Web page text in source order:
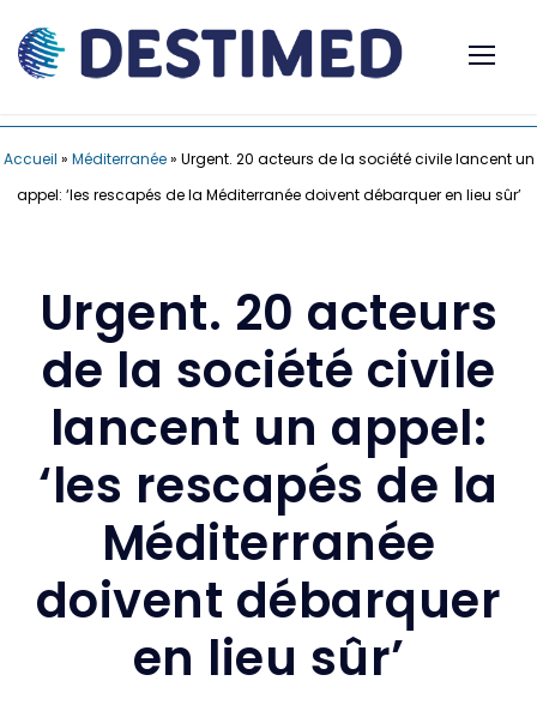
Accueil » Méditerranée» Urgent. 20 acteurs de la société civile lancent un
appel: ‘les rescapés de la Méditerranée doivent débarquer en lieu sûr’
Urgent. 20 acteurs
de la société civile
lancent un appel:
‘les rescapés de la
Méditerranée
doivent débarquer
en lieu sûr’